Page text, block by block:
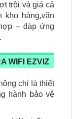
trội và giá cả
kho hàng,văn
– đáp ứng
WIFI EZVIZ
chỉ là thiết
hành bảo vệ